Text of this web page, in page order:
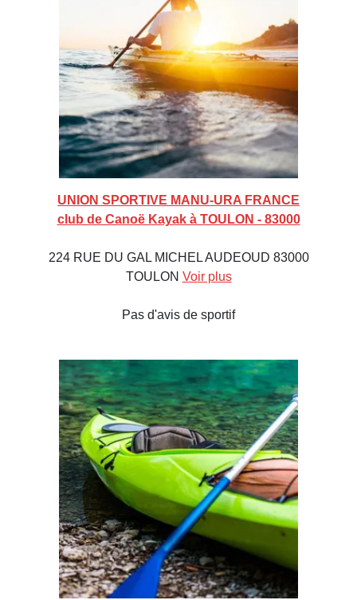
UNION SPORTIVE MANU-URA FRANCE
club de Canoë Kayak à TOULON - 83000
224 RUE DU GAL MICHEL AUDEOUD 83000
TOULON Voir plus
Pas d'avis de sportif